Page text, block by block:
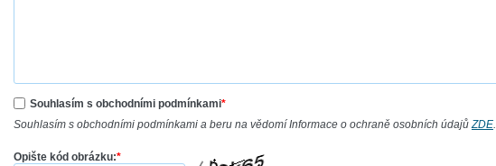
Souhlasím s obchodními podmínkami*
Souhlasím s obchodními podmínkami a beru na vědomí Informace o ochraně osobních údajůZDE.
Opište kód obrázku:*